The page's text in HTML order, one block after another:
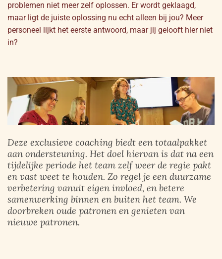
problemen niet meer zelf oplossen. Er wordt geklaagd,
maar ligt de juiste oplossing nu echt alleen bij jou? Meer
personeel lijkt het eerste antwoord, maar jij gelooft hier niet
in?
Deze exclusieve coaching biedt een totaalpakket
aan ondersteuning. Het doel hiervan is dat na een
tijdelijke periode het team zelf weer de regie pakt
en vast weet te houden. Zo regel je een duurzame
verbetering vanuit eigen invloed, en betere
samenwerking binnen en buiten het team. We
doorbreken oude patronen en genieten van
nieuwe patronen.